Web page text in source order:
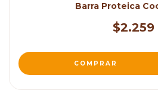
Barra Proteica
$2.259